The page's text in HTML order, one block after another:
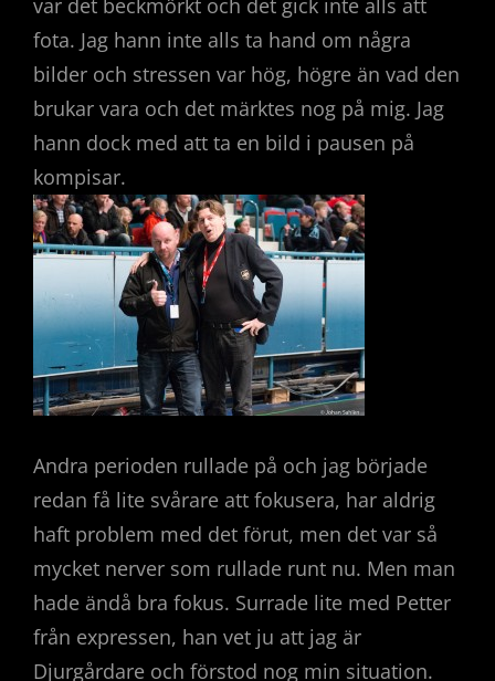
fota. Jag hann inte alls ta hand om några
bilder och stressen var hög, högre än vad den
brukar vara och det märktes nog på mig. Jag
hann dock med att ta en bild i pausen på
kompisar.
Andra perioden rullade på och jag började
redan få lite svårare att fokusera, har aldrig
haft problem med det förut, men det var så
mycket nerver som rullade runt nu. Men man
hade ändå bra fokus. Surrade lite med Petter
från expressen, han vet ju att jag är
Djurgårdare och förstod nog min situation.